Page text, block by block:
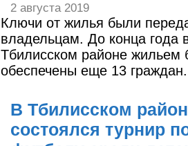
2 августа 2019
Ключи от жилья были
владельцам. До конца года
Тбилисском районе жильем
обеспечены еще 13 граждан.
В Тбилисском
состоялся турнир